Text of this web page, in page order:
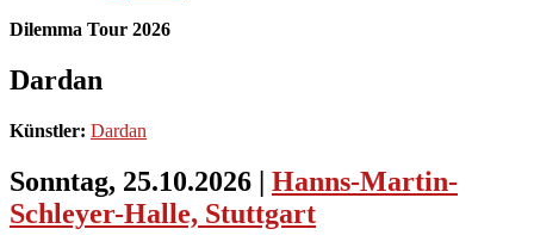
Dilemma Tour 2026
Dardan
Künstler: Dardan
Sonntag, 25.10.2026 | Hanns-Martin-
Schleyer-Halle, Stuttgart